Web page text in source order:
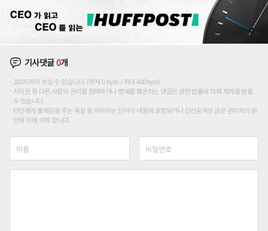
기사댓글0개
200자까지 쓰실 수 있습니다. (현재 0 byte / 최대 400byte)
저작권 등 다른 사람의 권리를 침해하거나 명예를 훼손하는 댓글은 관련 법률에 의해 제재를 받을
수 있습니다.
타인에게 불쾌감을 주는 욕설 등 비하하는 단어가 내용에 포함되거나 인신공격성 글은 관리자의 판
단에 의해 삭제 합니다.